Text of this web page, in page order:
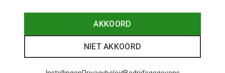
AKKOORD
NIET AKKOORD